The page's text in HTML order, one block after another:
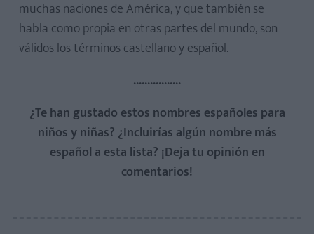
muchas naciones de América, y que también se
habla como propia en otras partes del mundo, son
válidos los términos castellano y español.
.................
¿Te han gustado estos nombres españoles para
niños y niñas? ¿Incluirías algún nombre más
español a esta lista? ¡Deja tu opinión en
comentarios!